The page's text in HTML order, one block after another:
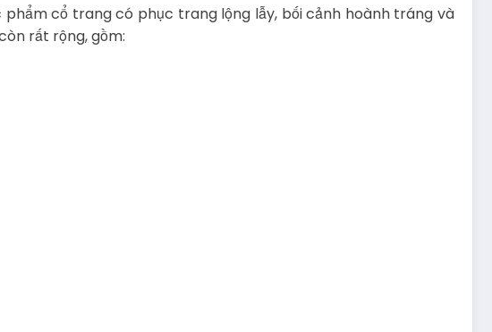
cổ trang có phục trang lộng lẫy, bối cảnh hoành tráng và
rất rộng, gồm: